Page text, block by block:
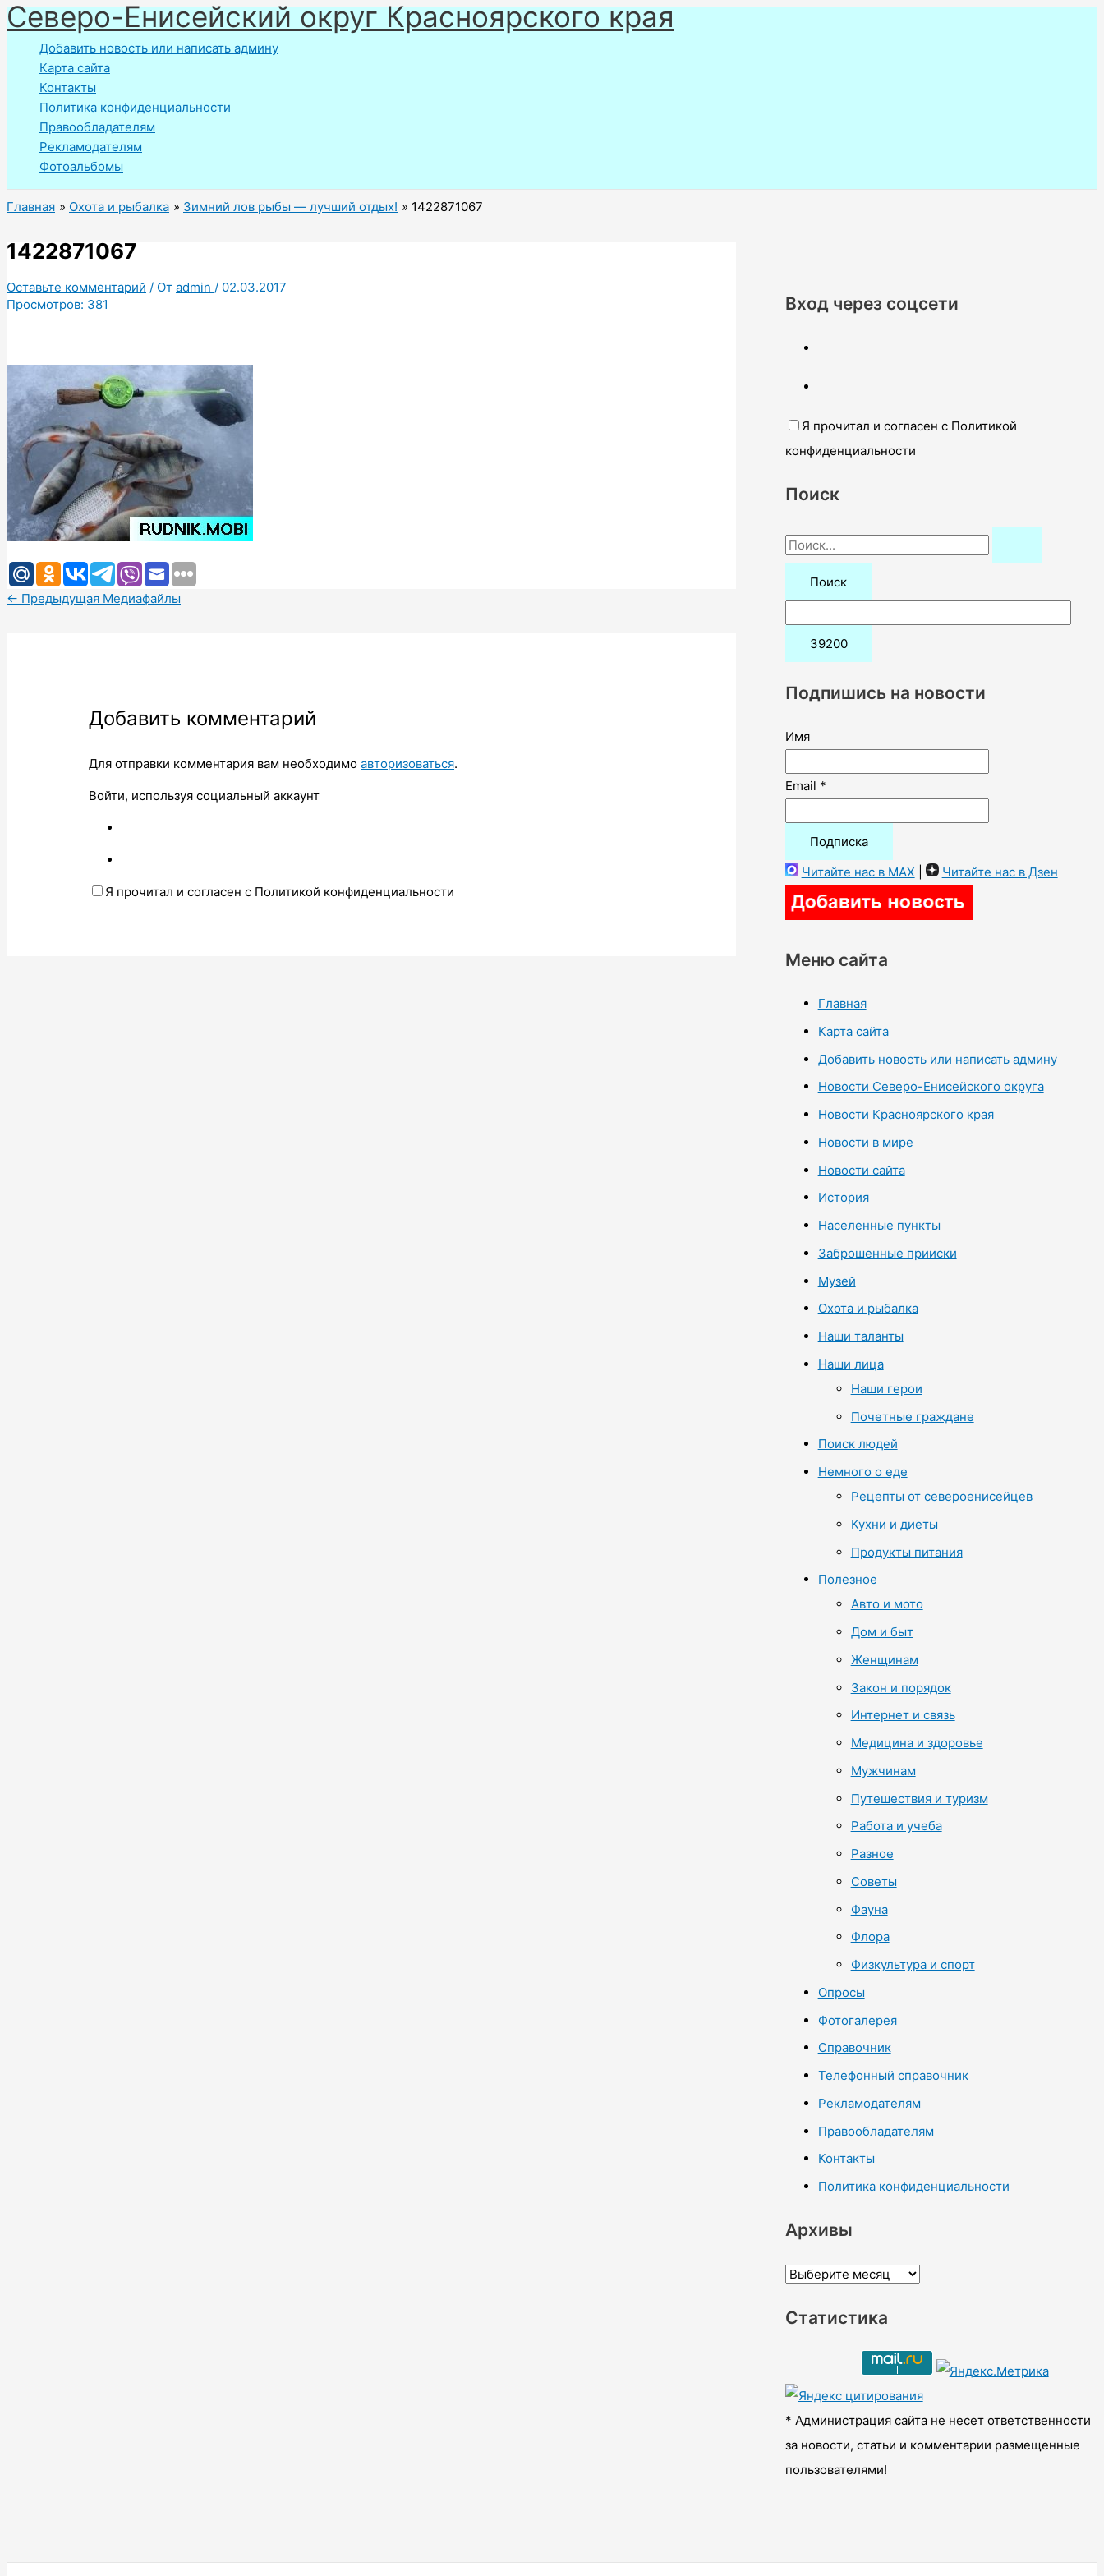
Перейти
к
содержимому
Северо-Енисейский округ Красноярского края
Добавить новость или написать админу
Карта сайта
Контакты
Политика конфиденциальности
Правообладателям
Рекламодателям
Фотоальбомы
Главная Охота и рыбалка Зимний лов рыбы — лучший отдых! 1422871067
1422871067
Оставьте комментарий / От admin / 02.03.2017
Просмотров: 381
← Предыдущая Медиафайлы
Добавить комментарий
Для отправки комментария вам необходимоавторизоваться.
Войти, используя социальный аккаунт
Я прочитал и согласен с Политикой конфиденциальности
Вход через соцсети
Я прочитал и согласен с Политикой
конфиденциальности
Поиск
П
о
:
Подпишись на новости
Имя
Email *
Читайте нас в MAX Читайте нас в Дзен
Меню сайта
Главная
Карта сайта
Добавить новость или написать админу
Новости Северо-Енисейского округа
Новости Красноярского края
Новости в мире
Новости сайта
История
Населенные пункты
Заброшенные прииски
Музей
Охота и рыбалка
Наши таланты
Наши лица
Наши герои
Почетные граждане
Поиск людей
Немного о еде
Рецепты от североенисейцев
Кухни и диеты
Продукты питания
Полезное
Авто и мото
Дом и быт
Женщинам
Закон и порядок
Интернет и связь
Медицина и здоровье
Мужчинам
Путешествия и туризм
Работа и учеба
Разное
Советы
Фауна
Флора
Физкультура и спорт
Опросы
Фотогалерея
Справочник
Телефонный справочник
Рекламодателям
Правообладателям
Контакты
Политика конфиденциальности
Архивы
А
х
ы
Статистика
* Администрация сайта не несет ответственности
за новости, статьи и комментарии размещенные
пользователями!